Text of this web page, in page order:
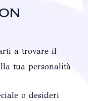
a trovare il
tua personalità
o desideri